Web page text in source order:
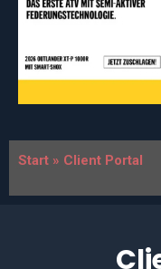
Start » Client Portal